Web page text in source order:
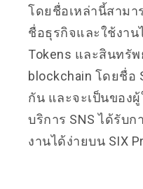
โดยชื่อเหล่านี้สามา
ชื่อธุรกิจและใช้งาน
Tokens และสินทรัพ
blockchain โดยชื่อ
กัน และจะเป็นของ
บริการ SNS ได้รับ
งานได้ง่ายบน SIX